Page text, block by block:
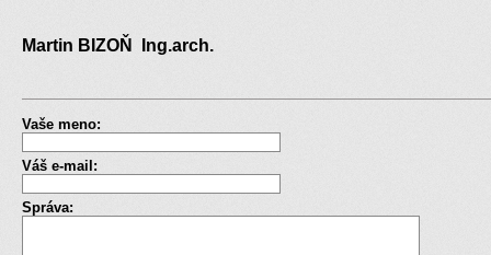
Martin BIZOŇ Ing.arch.
Vaše meno:
Váš e-mail:
Správa: